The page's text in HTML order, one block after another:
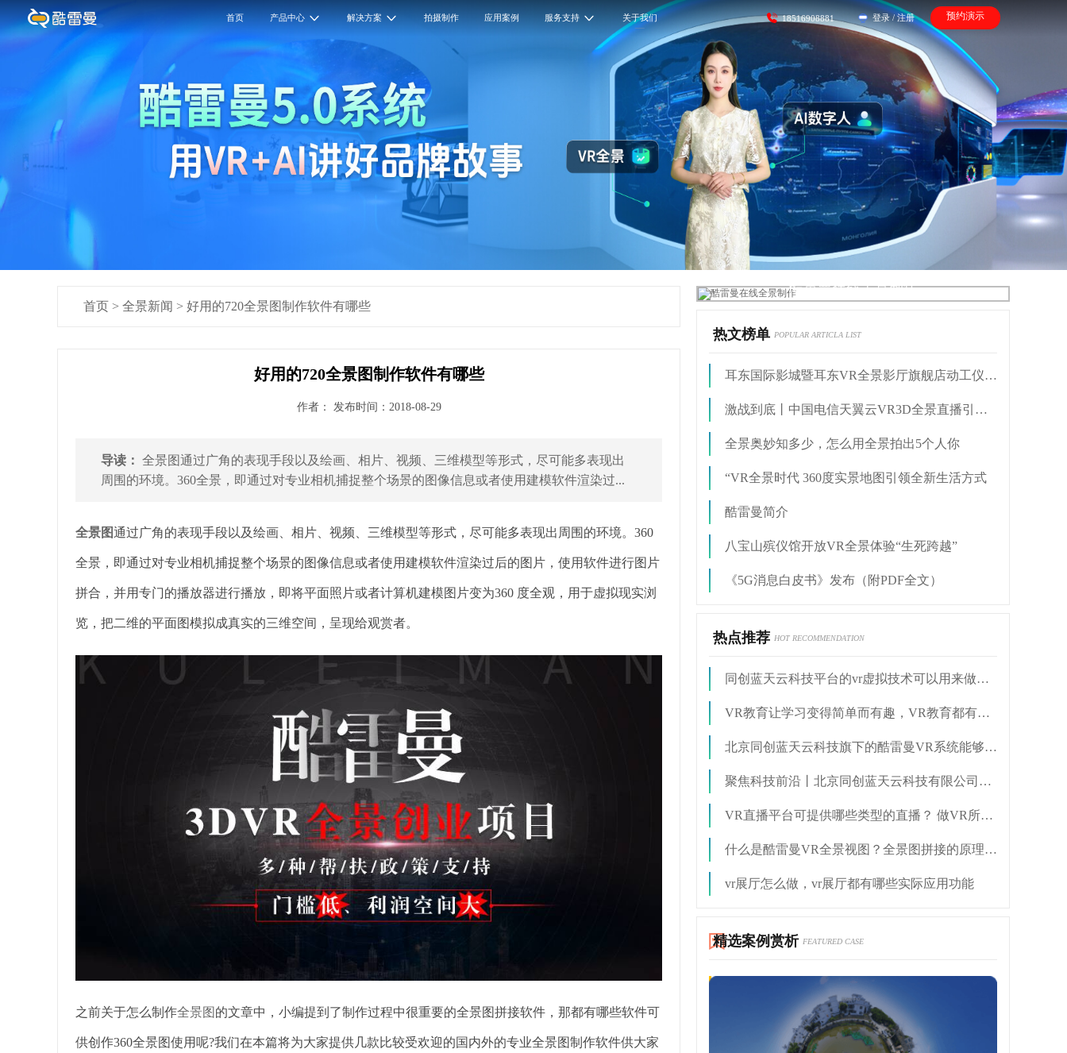
首页 产品中心 解决方案 拍摄制作 应用案例 服务支持 关于我们 18516908881 登录 / 注册 预约演示
首页 > 全景新闻 > 好用的720全景图制作软件有哪些
好用的720全景图制作软件有哪些
作者： 发布时间：2018-08-29
导读： 全景图通过广角的表现手段以及绘画、相片、视频、三维模型等形式，尽可能多表现出
周围的环境。360全景，即通过对专业相机捕捉整个场景的图像信息或者使用建模软件渲染过...
全景图通过广角的表现手段以及绘画、相片、视频、三维模型等形式，尽可能多表现出周围的环境。360
全景，即通过对专业相机捕捉整个场景的图像信息或者使用建模软件渲染过后的图片，使用软件进行图片
拼合，并用专门的播放器进行播放，即将平面照片或者计算机建模图片变为360 度全观，用于虚拟现实浏
览，把二维的平面图模拟成真实的三维空间，呈现给观赏者。
之前关于怎么制作全景图 的文章中，小编提到了制作过程中很重要的全景图拼接软件，那都有哪些软件可
供创作360全景图使用呢?我们在本篇将为大家提供几款比较受欢迎的国内外的专业全景图制作软件供大家
酷雷曼在线全景制作
热文榜单 POPULAR ARTICLA LIST
耳东国际影城暨耳东VR全景影厅旗舰店动工仪式盛大举行
激战到底丨中国电信天翼云VR3D全景直播引燃拳击热火
全景奥妙知多少，怎么用全景拍出5个人你
“VR全景时代 360度实景地图引领全新生活方式
酷雷曼简介
八宝山殡仪馆开放VR全景体验“生死跨越”
《5G消息白皮书》发布（附PDF全文）
热点推荐 HOT RECOMMENDATION
同创蓝天云科技平台的vr虚拟技术可以用来做什么？
VR教育让学习变得简单而有趣，VR教育都有哪些优势？
北京同创蓝天云科技旗下的酷雷曼VR系统能够用在哪些领域
聚焦科技前沿丨北京同创蓝天云科技有限公司荣获2021世界VR产业大会云峰会VR/AR创新奖
VR直播平台可提供哪些类型的直播？ 做VR所需的技术支持
什么是酷雷曼VR全景视图？全景图拼接的原理是什么?
vr展厅怎么做，vr展厅都有哪些实际应用功能
精选案例赏析 FEATURED CASE